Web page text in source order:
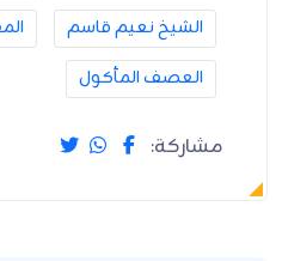
الشيخ نعيم قاسم
العصف المأكول
مشاركة: